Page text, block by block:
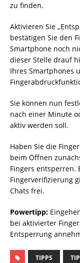
zu finden.
Aktivieren Sie
bestätigen Sie den
Smartphone noch
dieser Stelle drauf
Ihres Smartphones
Sie können nun
nach einer Minute
aktiv werden soll.
Haben Sie die
beim Öffnen
Fingers entsperren.
Fingerverifizierung
Chats frei.
Powertipp:
bei aktivierter
Entsperrung
TIPPS